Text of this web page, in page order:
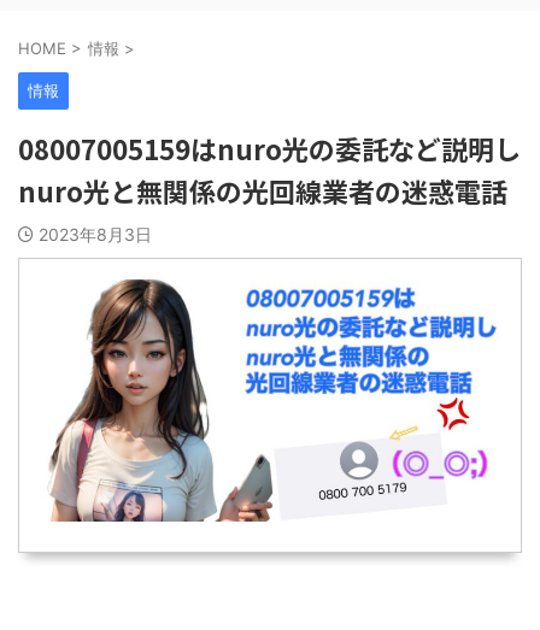
HOME > 情報 >
情報
08007005159はnuro光の委託など説明し
nuro光と無関係の光回線業者の迷惑電話
2023年8月3日